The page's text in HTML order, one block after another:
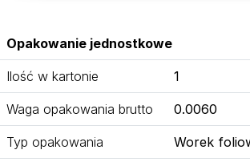
Opakowanie jednostkowe
Ilość w kartonie 1
Waga opakowania brutto 0.0060
Typ opakowania Worek